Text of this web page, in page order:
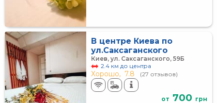
В центре Киева по
ул.Саксаганского
Киев, ул. Саксаганского, 59Б
2.4 км до центра
Хорошо, 7.8 (27 отзывов)
от 700 грн